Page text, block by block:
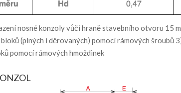
nosné konzoly vůči hraně stavebního otvoru 15
(plných i děrovaných) pomocí rámových šroubů
pomocí rámových hmoždinek